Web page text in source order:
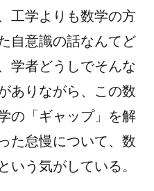
工学よりも数学の方
自意識の話なんてど
学者どうしでそんな
ありながら、この数
の「ギャップ」を解
た怠慢について、数
いう気がしている。